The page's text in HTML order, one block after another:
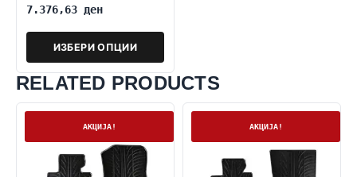
7.376,63 ден
ИЗБЕРИ ОПЦИИ
RELATED PRODUCTS
АКЦИЈА! АКЦИЈА!